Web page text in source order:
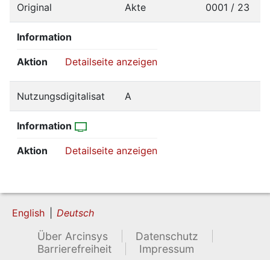
Original Akte 0001 / 23
Information
Aktion Detailseite anzeigen
Nutzungsdigitalisat A
Information
Aktion Detailseite anzeigen
English Deutsch
Über Arcinsys
Datenschutz
Barrierefreiheit
Impressum